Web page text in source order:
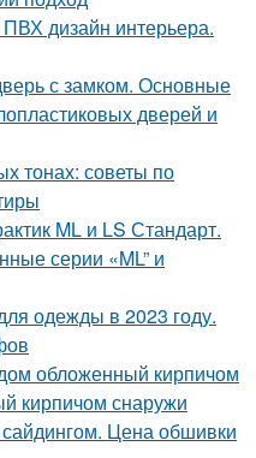
дизайн интерьера.
с замком. Основные
дверей и
тонах: советы по
ML и LS Стандарт.
серии «ML” и
одежды в 2023 году.
обложенный кирпичом
кирпичом снаружи
Цена обшивки